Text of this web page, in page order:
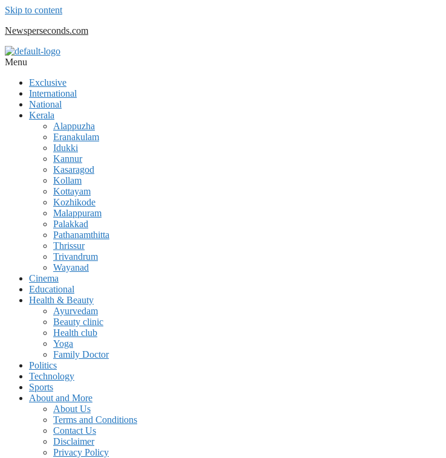
Skip to content
Newsperseconds.com
Menu
Exclusive
International
National
Kerala
Alappuzha
Eranakulam
Idukki
Kannur
Kasaragod
Kollam
Kottayam
Kozhikode
Malappuram
Palakkad
Pathanamthitta
Thrissur
Trivandrum
Wayanad
Cinema
Educational
Health & Beauty
Ayurvedam
Beauty clinic
Health club
Yoga
Family Doctor
Politics
Technology
Sports
About and More
About Us
Terms and Conditions
Contact Us
Disclaimer
Privacy Policy